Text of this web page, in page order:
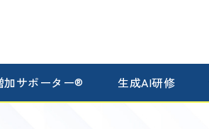
加サポーター® 生成AI研修